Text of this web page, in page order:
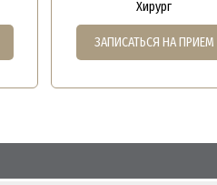
Хирург
ЗАПИСАТЬСЯ НА ПРИЕМ